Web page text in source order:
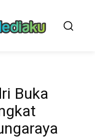
Buka